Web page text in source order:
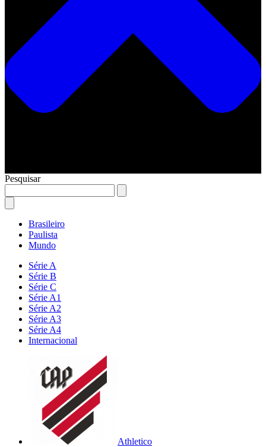
Pesquisar
Brasileiro
Paulista
Mundo
Série A
Série B
Série C
Série A1
Série A2
Série A3
Série A4
Internacional
Athletico